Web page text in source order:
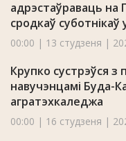
адрэстаўраваць
сродкаў суботнікаў
00:00 | 13 студзеня |
Крупко сустрэўся
навучэнцамі Буда-
агратэхкаледжа
00:00 | 16 студзеня |